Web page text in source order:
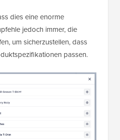
dies eine enorme
jedoch immer, die
um sicherzustellen, dass
passen.